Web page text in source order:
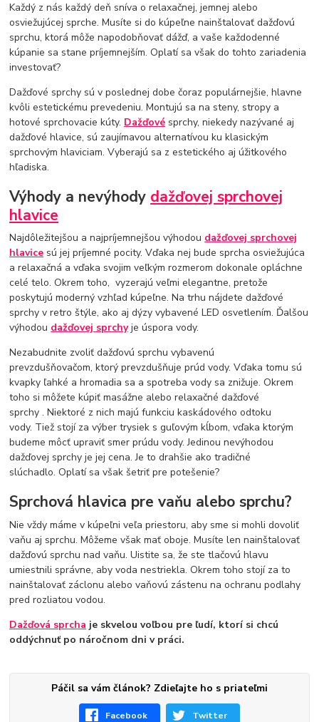
Každý z nás každý deň sníva o relaxačnej, jemnej alebo
osviežujúcej sprche.Musíte si do kúpeľne nainštalovať dažďovú
sprchu, ktorá môže napodobňovať dážď, a vaše každodenné
kúpanie sa stane príjemnejším.Oplatí sa však do tohto zariadenia
investovať?
Dažďové sprchy sú v poslednej dobe čoraz populárnejšie, hlavne
kvôli estetickému prevedeniu. Montujú sa na steny, stropy a
hotové sprchovacie kúty. Dažďové sprchy, niekedy nazývané aj
dažďové hlavice, sú zaujímavou alternatívou ku klasickým
sprchovým hlaviciam. Vyberajú sa z estetického aj úžitkového
hľadiska.
Výhody a nevýhody dažďovej sprchovej
hlavice
Najdôležitejšou a najpríjemnejšou výhodou dažďovej sprchovej
hlavice sú jej príjemné pocity. Vďaka nej bude sprcha osviežujúca
a relaxačná a vďaka svojim veľkým rozmerom dokonale opláchne
celé telo. Okrem toho, vyzerajú veľmi elegantne, pretože
poskytujú moderný vzhľad kúpeľne. Na trhu nájdete dažďové
sprchy v retro štýle, ako aj dýzy vybavené LED osvetlením. Ďalšou
výhodou dažďovej sprchyje úspora vody.
Nezabudnite zvoliťdažďovú sprchu vybavenú
prevzdušňovačom, ktorý prevzdušňuje prúd vody. Vďaka tomu sú
kvapky ľahké a hromadia sa a spotreba vody sa znižuje. Okrem
toho si môžete kúpiťmasážne alebo relaxačné dažďové
sprchy . Niektoré z nich majú funkciu kaskádového odtoku
vody. Tiež stojí za výber trysiek s guľovým kĺbom, vďaka ktorým
budeme môcť upraviť smer prúdu vody. Jedinou nevýhodou
dažďovej sprchy je jej cena. Je to drahšie ako tradičné
slúchadlo. Oplatí sa však šetriť pre potešenie?
Sprchová hlavica pre vaňu alebo sprchu?
Nie vždy máme v kúpeľni veľa priestoru, aby sme si mohli dovoliť
vaňu aj sprchu. Môžeme však mať oboje. Musíte len nainštalovať
dažďovú sprchu nad vaňu. Uistite sa, že ste tlačovú hlavu
umiestnili správne, aby voda nestriekla. Okrem toho stojí za to
nainštalovať záclonu alebovaňovú zástenu na ochranu podlahy
pred rozliatou vodou.
Dažďová sprcha je skvelou voľbou pre ľudí, ktorí si chcú
oddýchnuť po náročnom dni v práci.
Páčil sa vám článok? Zdieľajte ho s priateľmi
Facebook Twitter